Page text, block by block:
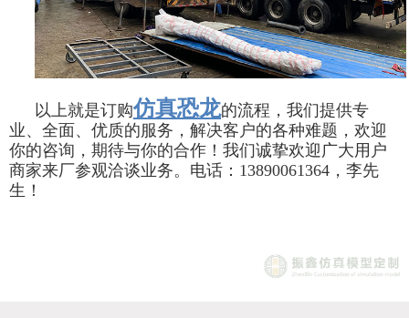
以上就是订购仿真恐龙的流程，我们提供专
业、全面、优质的服务，解决客户的各种难题，欢迎
你的咨询，期待与你的合作！我们诚挚欢迎广大用户
商家来厂参观洽谈业务。电话： 13890061364，李先
生！